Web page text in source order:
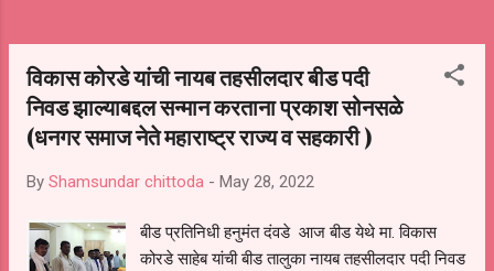
विकास कोरडे यांची नायब तहसीलदार बीड पदी
निवड झाल्याबद्दल सन्मान करताना प्रकाश सोनसळे
(धनगर समाज नेते महाराष्ट्र राज्य व सहकारी )
By Shamsundar chittoda - May 28, 2022
बीड प्रतिनिधी हनुमंत दंवडे आज बीड येथे मा. विकास
कोरडे साहेब यांची बीड तालुका नायब तहसीलदार पदी निवड